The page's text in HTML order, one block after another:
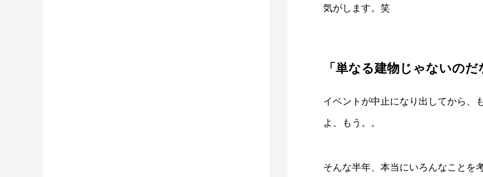
気がします。笑
「単なる建物じゃないのだ
イベントが中止になり出してから、
よ、もう。。
そんな半年、本当にいろんなことを